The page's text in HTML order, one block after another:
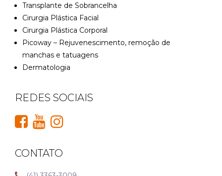
Transplante de Sobrancelha
Cirurgia Plástica Facial
Cirurgia Plástica Corporal
Picoway – Rejuvenescimento, remoção de
manchas e tatuagens
Dermatologia
REDES SOCIAIS
CONTATO